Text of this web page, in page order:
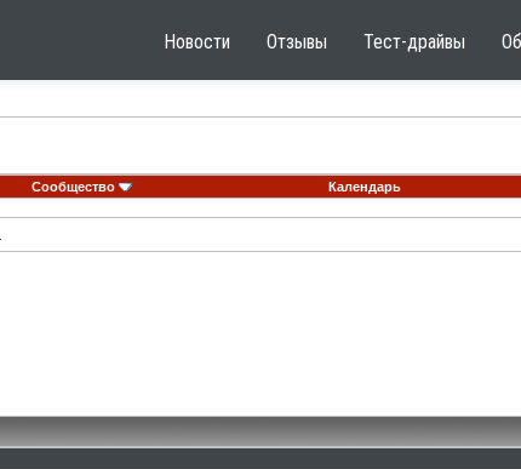
Новости Отзывы Тест-драйвы
Сообщество Календарь